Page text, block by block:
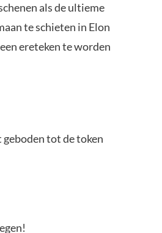
als de ultieme
te schieten in Elon
ereteken te worden
geboden tot de token